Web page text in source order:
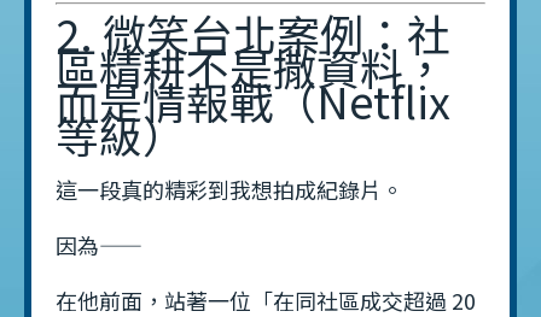
2. 微笑台北案例：社
區精耕不是撒資料，
而是情報戰（Netflix
等級）
這一段真的精彩到我想拍成紀錄片。
因為——
在他前面，站著一位「在同社區成交超過 20